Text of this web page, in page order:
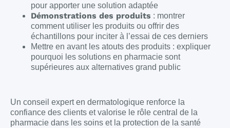
pour apporter une solution adaptée
Démonstrations des produits : montrer
comment utiliser les produits ou offrir des
échantillons pour inciter à l’essai de ces derniers
Mettre en avant les atouts des produits : expliquer
pourquoi les solutions en pharmacie sont
supérieures aux alternatives grand public
Un conseil expert en dermatologique renforce la
confiance des clients et valorise le rôle central de la
pharmacie dans les soins et la protection de la santé